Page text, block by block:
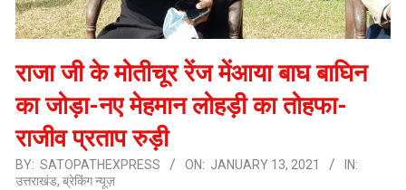
राजा जी के मोतीचूर रेंज मेंआया बाघ बाघिन
का जोड़ा-नए मेहमान लोहड़ी का तोहफा-
राजीव प्रताप रुड़ी
BY: SATOPATHEXPRESS ON: JANUARY 13, 2021
IN:
उत्तराखंड, ब्रेकिंग न्यूज़